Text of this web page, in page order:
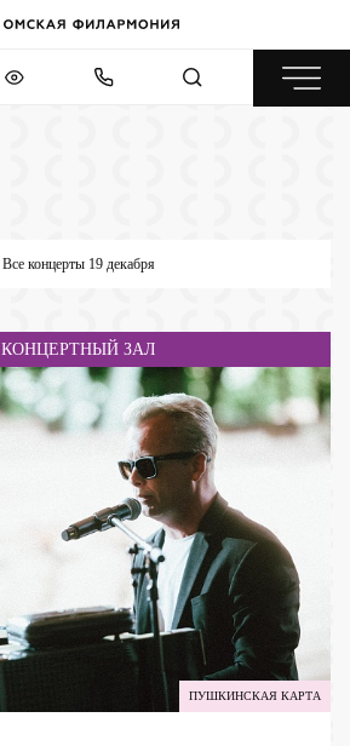
Все концерты 19 декабря
КОНЦЕРТНЫЙ ЗАЛ
ПУШКИНСКАЯ КАРТА